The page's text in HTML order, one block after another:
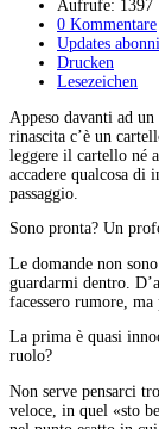
Aufrufe: 1397
0 Kommentare
Updates
Drucken
Lesezeichen
Appeso davanti ad
rinascita c’è un
leggere il cartello né
accadere qualcosa di
passaggio.
Sono pronta? Un
Le domande non
guardarmi dentro.
facessero rumore, ma
La prima è quasi
ruolo?
Non serve pensarci
veloce, in quel «sto